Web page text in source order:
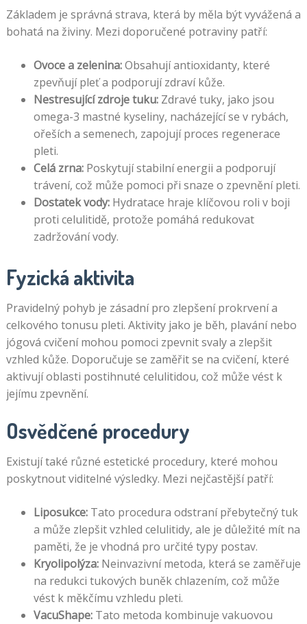
Základem je správná strava, která by měla být vyvážená a
bohatá na živiny. Mezi doporučené potraviny patří:
Ovoce a zelenina:Obsahují antioxidanty, které
zpevňují pleť a podporují zdraví kůže.
Nestresující zdroje tuku:Zdravé tuky, jako jsou
omega-3 mastné kyseliny, nacházející se v rybách,
ořeších a semenech, zapojují proces regenerace
pleti.
Celá zrna:Poskytují stabilní energii a podporují
trávení, což může pomoci při snaze o zpevnění pleti.
Dostatek vody:Hydratace hraje klíčovou roli v boji
proti celulitidě, protože pomáhá redukovat
zadržování vody.
Fyzická aktivita
Pravidelný pohyb je zásadní pro zlepšení prokrvení a
celkového tonusu pleti. Aktivity jako je běh, plavání nebo
jógová cvičení mohou pomoci zpevnit svaly a zlepšit
vzhled kůže. Doporučuje se zaměřit se na cvičení, které
aktivují oblasti postihnuté celulitidou, což může vést k
jejímu zpevnění.
Osvědčené procedury
Existují také různé estetické procedury, které mohou
poskytnout viditelné výsledky. Mezi nejčastější patří:
Liposukce:Tato procedura odstraní přebytečný tuk
a může zlepšit vzhled celulitidy, ale je důležité mít na
paměti, že je vhodná pro určité typy postav.
Kryolipolýza:Neinvazivní metoda, která se zaměřuje
na redukci tukových buněk chlazením, což může
vést k měkčímu vzhledu pleti.
VacuShape:Tato metoda kombinuje vakuovou